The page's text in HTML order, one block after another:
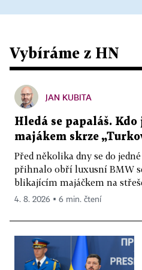
Vybíráme z HN
JAN KUBITA
Hledá se papaláš.
majákem skrze
Před několika dny se do
přihnalo obří luxusní BMW
blikajícím majáčkem na
4. 8. 2026 ▪ 6 min. čtení